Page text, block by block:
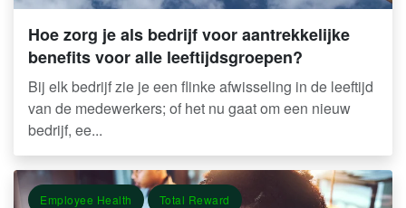
Hoe zorg je als bedrijf voor aantrekkelijke
benefits voor alle leeftijdsgroepen?
Bij elk bedrijf zie je een flinke afwisseling in de leeftijd
van de medewerkers; of het nu gaat om een nieuw
bedrijf, ee...
Employee Health Total Reward